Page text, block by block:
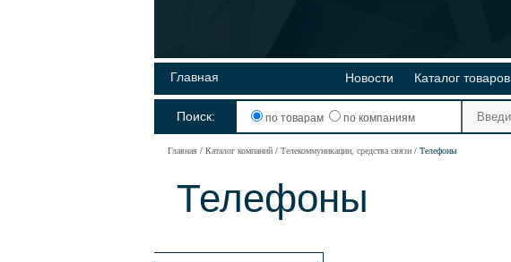
Главная Новости Каталог товаров
Поиск: по товарам по компаниям
Главная Каталог компаний Телекоммуникации, средства связи Телефоны
Телефоны